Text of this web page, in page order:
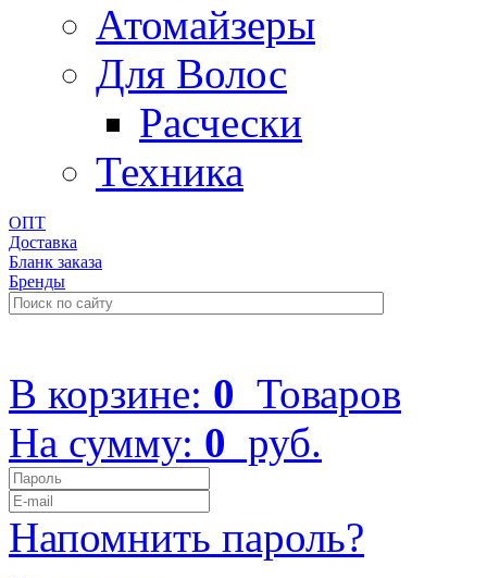
Атомайзеры
Для Волос
Расчески
Техника
ОПТ
Доставка
Бланк заказа
Бренды
В корзине: 0 Товаров
На сумму: 0 руб.
Напомнить пароль?